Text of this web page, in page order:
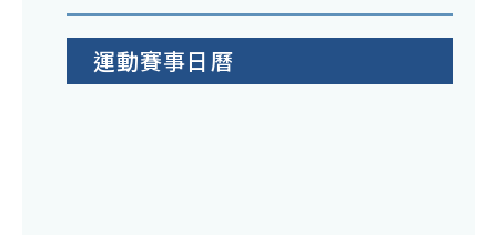
運動賽事日曆